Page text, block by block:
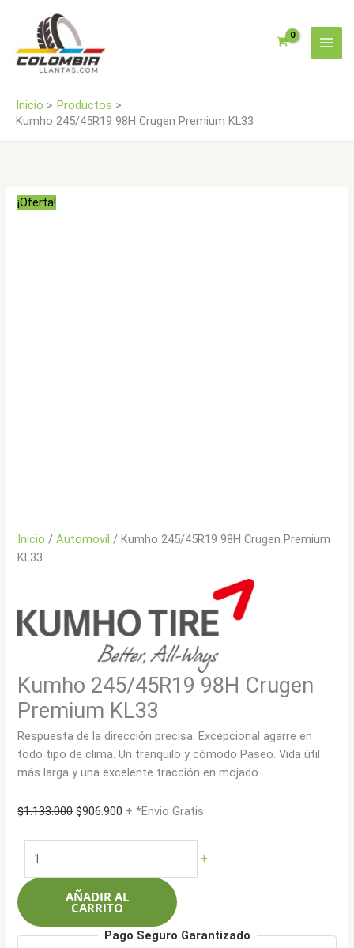
contenido
Inicio
Productos
Kumho 245/45R19 98H Crugen Premium KL33
¡Oferta!
Inicio /Automovil / Kumho 245/45R19 98H Crugen Premium
KL33
Kumho 245/45R19 98H Crugen
Premium KL33
Respuesta de la dirección precisa. Excepcional agarre en
todo tipo de clima. Un tranquilo y cómodo Paseo. Vida útil
más larga y una excelente tracción en mojado.
$1.133.000El
$906.900 El
$906.900.
+ *Envio Gratis
-
245/45R19
98H
Premium
KL33
+
AÑADIR AL
CARRITO
Pago Seguro Garantizado
KL33
cantidad